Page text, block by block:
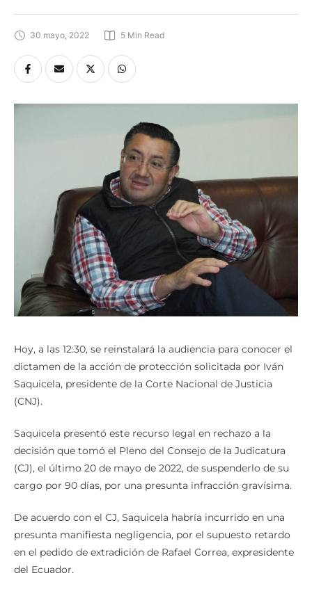
30 mayo, 2022 5 Min Read
Hoy, a las 12:30, se reinstalará la audiencia para conocer el
dictamen de la acción de protección solicitada por Iván
Saquicela, presidente de la Corte Nacional de Justicia
(CNJ).
Saquicela presentó este recurso legal en rechazo a la
decisión que tomó el Pleno del Consejo de la Judicatura
(CJ), el último 20 de mayo de 2022, de suspenderlo de su
cargo por 90 días, por una presunta infracción gravísima.
De acuerdo con el CJ, Saquicela habría incurrido en una
presunta manifiesta negligencia, por el supuesto retardo
en el pedido de extradición de Rafael Correa, expresidente
del Ecuador.